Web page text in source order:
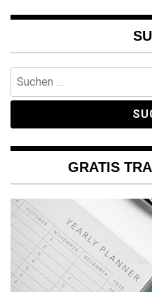
nach:
GRATIS